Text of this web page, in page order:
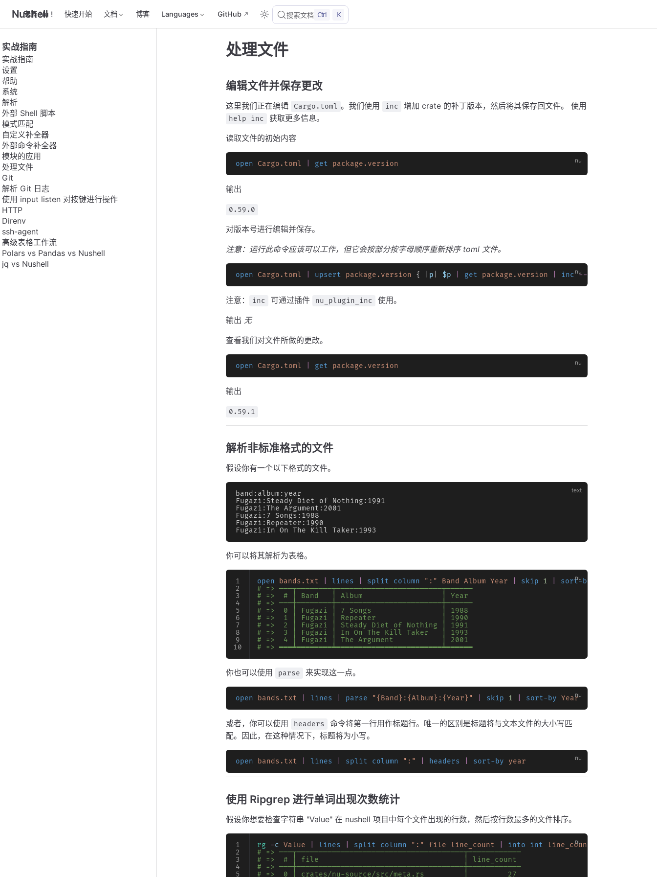
Nushell
安装 Nu ! 快速开始 文档 博客 Languages GitHub 搜索文档 Ctrl K
实战指南
实战指南
设置
帮助
系统
解析
外部 Shell 脚本
模式匹配
自定义补全器
外部命令补全器
模块的应用
处理文件
Git
解析 Git 日志
使用 input listen 对按键进行操作
HTTP
Direnv
ssh-agent
高级表格工作流
Polars vs Pandas vs Nushell
jq vs Nushell
处理文件
编辑文件并保存更改
这里我们正在编辑 Cargo.toml 。我们使用 inc 增加 crate 的补丁版本，然后将其保存回文件。 使用
help inc 获取更多信息。
读取文件的初始内容
open Cargo.toml get package.version
输出
0.59.0
对版本号进行编辑并保存。
注意：运行此命令应该可以工作，但它会按部分按字母顺序重新排序 toml 文件。
open Cargo.toml upsert package.version { | p $p get package.version inc --
注意： inc 可通过插件 nu_plugin_inc 使用。
输出 无
查看我们对文件所做的更改。
open Cargo.toml get package.version
输出
0.59.1
解析非标准格式的文件
假设你有一个以下格式的文件。
band:album:year
Fugazi:Steady Diet of Nothing:1991
Fugazi:The Argument:2001
Fugazi:7 Songs:1988
Fugazi:Repeater:1990
Fugazi:In On The Kill Taker:1993
你可以将其解析为表格。
open bands.txt lines split column ":" Band Album Year skip 1 sort-by
# => ━━━┯━━━━━━━━┯━━━━━━━━━━━━━━━━━━━━━━━━┯━━━━━━
# =>  # │ Band   │ Album                  │ Year
# => ───┼────────┼────────────────────────┼──────
# =>  0 │ Fugazi │ 7 Songs                │ 1988
# =>  1 │ Fugazi │ Repeater               │ 1990
# =>  2 │ Fugazi │ Steady Diet of Nothing │ 1991
# =>  3 │ Fugazi │ In On The Kill Taker   │ 1993
# =>  4 │ Fugazi │ The Argument           │ 2001
# => ━━━┷━━━━━━━━┷━━━━━━━━━━━━━━━━━━━━━━━━┷━━━━━━
你也可以使用 parse 来实现这一点。
open bands.txt lines parse "{Band}:{Album}:{Year}" skip 1 sort-by Year
或者，你可以使用 headers
命令将第一行用作标题行。唯一的区别是标题将与文本文件的大小写匹
配。因此，在这种情况下，标题将为小写。
open bands.txt lines split column ":" headers sort-by year
使用 Ripgrep 进行单词出现次数统计
假设你想要检查字符串 "Value" 在 nushell 项目中每个文件出现的行数，然后按行数最多的文件排序。
rg -c Value lines split column ":" file line_count into int line_count
# => ───┬──────────────────────────────────────┬────────────
# =>  # │ file                                 │ line_count
# => ───┼──────────────────────────────────────┼────────────
# =>  0 │ crates/nu-source/src/meta.rs         │         27